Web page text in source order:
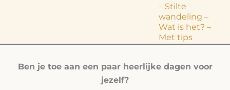
– Stilte
wandeling –
Wat is het? –
Met tips
Ben je toe aan een paar heerlijke dagen voor
jezelf?